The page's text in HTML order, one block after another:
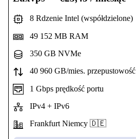
8 Rdzenie Intel (współdzielone)
49 152 MB RAM
350 GB NVMe
40 960 GB/mies. przepustowość
1 Gbps prędkość portu
IPv4 + IPv6
Frankfurt Niemcy 🇩🇪